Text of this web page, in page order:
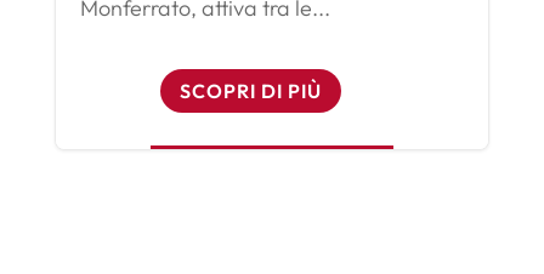
Monferrato, attiva tra le...
SCOPRI DI PIÙ